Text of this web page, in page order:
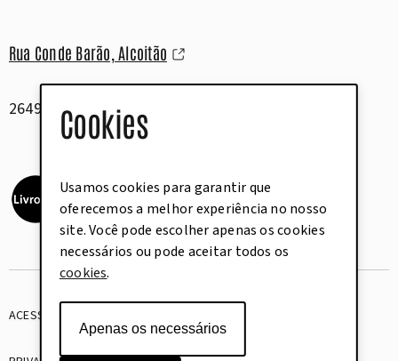
Cookies
Usamos cookies para garantir que
oferecemos a melhor experiência no nosso
site. Você pode escolher apenas os cookies
necessários ou pode aceitar todos os
cookies.
Apenas os necessários
Rua Conde Barão, Alcoitão
2649-506 Alcabideche
ACESSIBILIDADE